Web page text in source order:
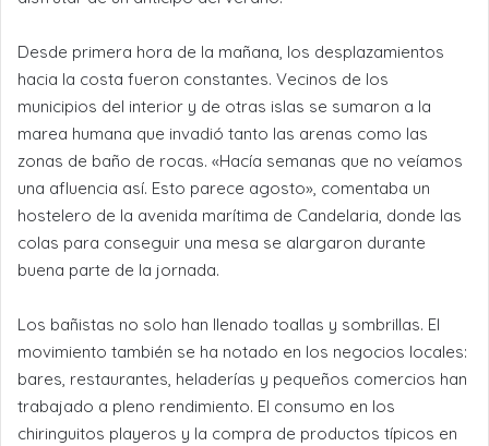
Desde primera hora de la mañana, los desplazamientos
hacia la costa fueron constantes. Vecinos de los
municipios del interior y de otras islas se sumaron a la
marea humana que invadió tanto las arenas como las
zonas de baño de rocas. «Hacía semanas que no veíamos
una afluencia así. Esto parece agosto», comentaba un
hostelero de la avenida marítima de Candelaria, donde las
colas para conseguir una mesa se alargaron durante
buena parte de la jornada.
Los bañistas no solo han llenado toallas y sombrillas. El
movimiento también se ha notado en los negocios locales:
bares, restaurantes, heladerías y pequeños comercios han
trabajado a pleno rendimiento. El consumo en los
chiringuitos playeros y la compra de productos típicos en